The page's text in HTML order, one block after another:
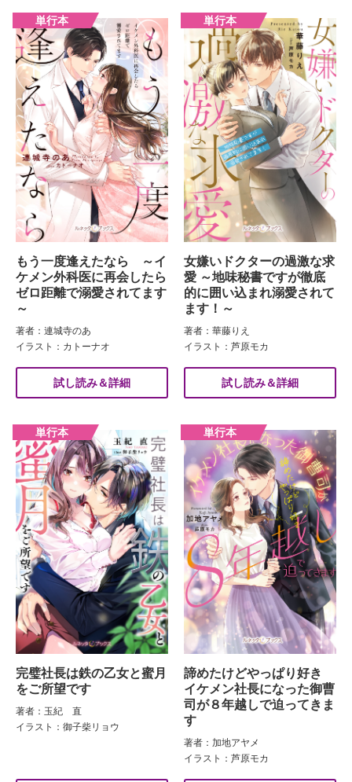
もう一度逢えたなら ～イ
ケメン外科医に再会したら
ゼロ距離で溺愛されてます
～
著者：連城寺のあ
イラスト：カトーナオ
試し読み＆詳細
女嫌いドクターの過激な求
愛 ～地味秘書ですが徹底
的に囲い込まれ溺愛されて
ます！～
著者：華藤りえ
イラスト：芦原モカ
試し読み＆詳細
完璧社長は鉄の乙女と蜜月
をご所望です
著者：玉紀 直
イラスト：御子柴リョウ
諦めたけどやっぱり好き
イケメン社長になった御曹
司が８年越しで迫ってきま
す
著者：加地アヤメ
イラスト：芦原モカ